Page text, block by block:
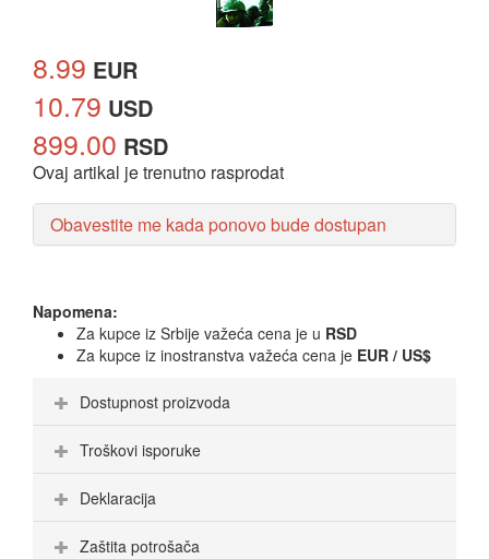
8.99 EUR
10.79 USD
899.00 RSD
Ovaj artikal je trenutno rasprodat
Obavestite me kada ponovo bude dostupan
Napomena:
Za kupce iz Srbije važeća cena je u RSD
Za kupce iz inostranstva važeća cena je EUR / US$
Dostupnost proizvoda
Troškovi isporuke
Deklaracija
Zaštita potrošača